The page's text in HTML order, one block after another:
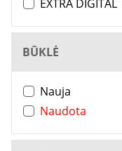
EXTRA DIGITAL
BŪKLĖ
Nauja
Naudota